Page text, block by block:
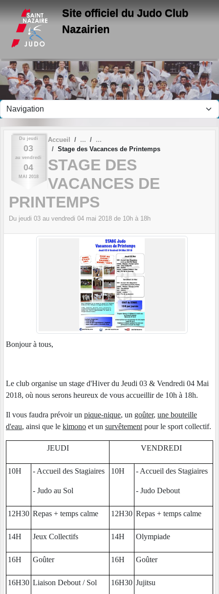
Site officiel du Judo Club
Nazairien
Du jeudi
03
au vendredi
04
MAI 2018
Accueil
Stage des Vacances de Printemps
STAGE DES
VACANCES DE
PRINTEMPS
Du jeudi 03 au vendredi 04 mai 2018 de 10h à 18h
Bonjour à tous,
Le club organise un stage d'Hiver du Jeudi 03 & Vendredi 04 Mai
2018, où nous serons heureux de vous accueillir de 10h à 18h.
Il vous faudra prévoir un pique-nique, un goûter, une bouteille
d'eau, ainsi que le kimono et un survêtement pour le sport collectif.
JEUDI VENDREDI
10H - Accueil des Stagiaires
- Judo au Sol
10H - Accueil des Stagiaires
- Judo Debout
12H30 Repas + temps calme 12H30 Repas + temps calme
14H Jeux Collectifs 14H Olympiade
16H Goûter 16H Goûter
16H30 Liaison Debout / Sol 16H30 Jujitsu